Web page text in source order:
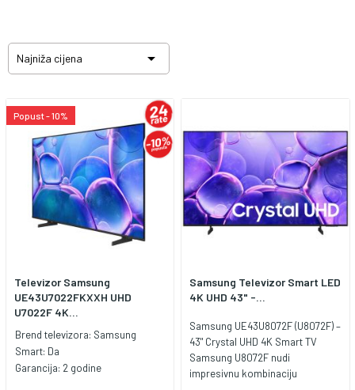
Najniža cijena 
Popust - 10%
Televizor Samsung
UE43U7022FKXXH UHD
U7022F 4K...
Brend televizora: Samsung
Smart: Da
Garancija: 2 godine
Samsung Televizor Smart LED
4K UHD 43" -...
Samsung UE43U8072F (U8072F) –
43" Crystal UHD 4K Smart TV
Samsung U8072F nudi
impresivnu kombinaciju